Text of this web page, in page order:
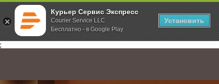
Курьер Сервис Экспресс
Courier Service LLC
Бесплатно - в Google Play
Установить
;
Главная О компании Новости КСЭ поделится опытом на